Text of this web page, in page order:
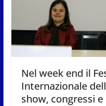
Nel week end il
Internazionale
show, congressi